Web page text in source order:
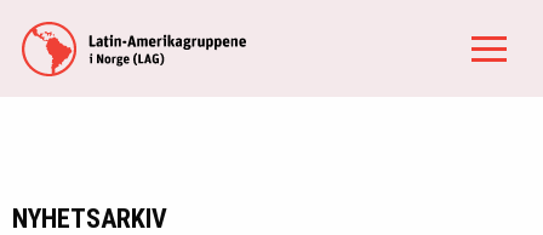
NYHETSARKIV